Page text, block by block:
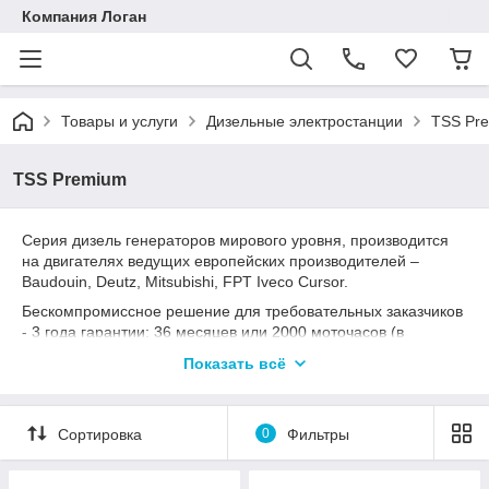
Компания Логан
Товары и услуги Дизельные электростанции TSS
TSS Premium
Серия дизель генераторов мирового уровня, производится
на двигателях ведущих европейских производителей –
Baudouin, Deutz, Mitsubishi, FPT Iveco Cursor.
Бескомпромиссное решение для требовательных заказчиков
- 3 года гарантии: 36 месяцев или 2000 моточасов (в
говорит о качестве и надёжности.
Дизельные генераторы этой серии универсальны в плане
применения и могут эксплуатироваться как в режиме
основного источника электроснабжения, так и в виде
резервного генератора.
Показать всё
Сортировка 0 Фильтры